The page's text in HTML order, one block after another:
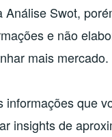
Análise Swot,
e não
mais mercado.
informações que
insights de